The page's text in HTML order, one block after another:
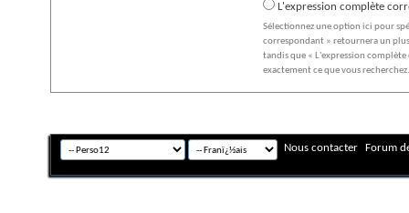
L'expression complète
Sélectionnez une option ici pour
correspondant » retournera un
tandis que « L'expression
exactement ce que vous recherchez.
Nous contacter Forum